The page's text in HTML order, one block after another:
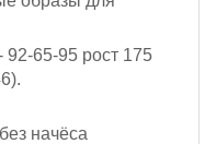
92-65-95 рост 175
без начёса